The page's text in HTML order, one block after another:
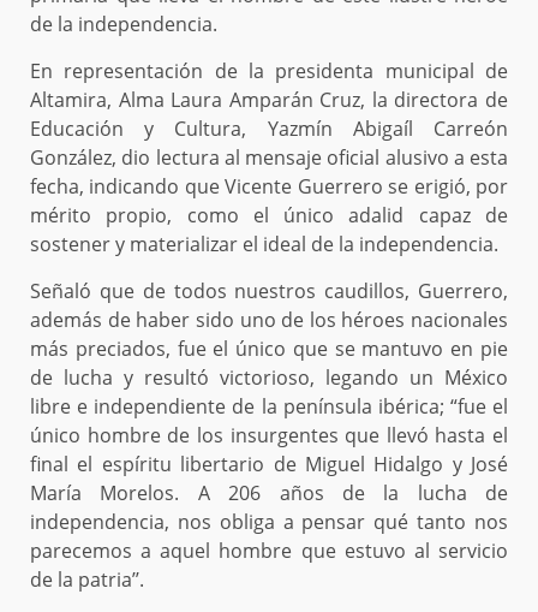
de la independencia.
En representación de la presidenta municipal de
Altamira, Alma Laura Amparán Cruz, la directora de
Educación y Cultura, Yazmín Abigaíl Carreón
González, dio lectura al mensaje oficial alusivo a esta
fecha, indicando que Vicente Guerrero se erigió, por
mérito propio, como el único adalid capaz de
sostener y materializar el ideal de la independencia.
Señaló que de todos nuestros caudillos, Guerrero,
además de haber sido uno de los héroes nacionales
más preciados, fue el único que se mantuvo en pie
de lucha y resultó victorioso, legando un México
libre e independiente de la península ibérica; “fue el
único hombre de los insurgentes que llevó hasta el
final el espíritu libertario de Miguel Hidalgo y José
María Morelos. A 206 años de la lucha de
independencia, nos obliga a pensar qué tanto nos
parecemos a aquel hombre que estuvo al servicio
de la patria’’.